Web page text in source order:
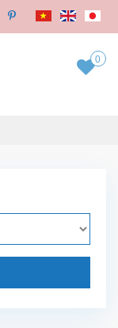
0